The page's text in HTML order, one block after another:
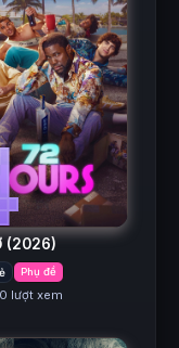
(2026)
Phụ đề
lượt xem